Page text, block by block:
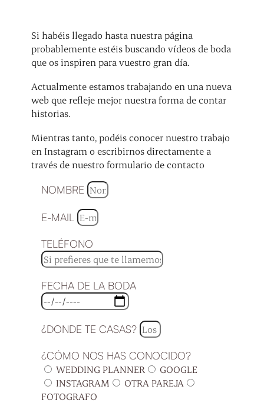
Si habéis llegado hasta nuestra página
probablemente estéis buscando vídeos de boda
que os inspiren para vuestro gran día.
Actualmente estamos trabajando en una nueva
web que refleje mejor nuestra forma de contar
historias.
Mientras tanto, podéis conocer nuestro trabajo
en Instagram o escribirnos directamente a
través de nuestro formulario de contacto
NOMBRE
E-MAIL
TELÉFONO
FECHA DE LA BODA
¿DONDE TE CASAS?
¿CÓMO NOS HAS CONOCIDO?
WEDDING PLANNER
GOOGLE
INSTAGRAM
OTRA PAREJA
FOTOGRAFO